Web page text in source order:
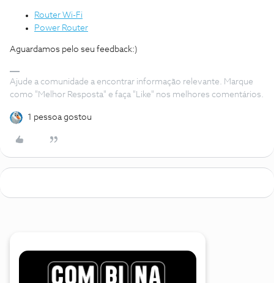
Router Wi-Fi
Power Router
Aguardamos pelo seu feedback:)
Ajude a comunidade a encontrar informação relevante. Marque
como "Melhor Resposta" e faça "Like" nos melhores comentários.
1 pessoa gostou